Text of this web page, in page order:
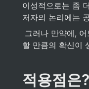
이성적으로는 좀
저자의 논리에는
할 만큼의 확신이
적용점은?